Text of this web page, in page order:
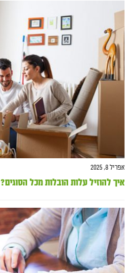
אפריל 8, 2025
איך להוזיל עלות הובלות מכל הסוגים?